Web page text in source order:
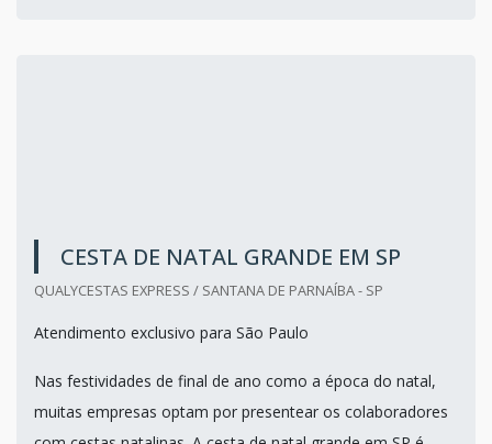
CESTA DE NATAL GRANDE EM SP
QUALYCESTAS EXPRESS / SANTANA DE PARNAÍBA - SP
Atendimento exclusivo para São Paulo
Nas festividades de final de ano como a época do natal,
muitas empresas optam por presentear os colaboradores